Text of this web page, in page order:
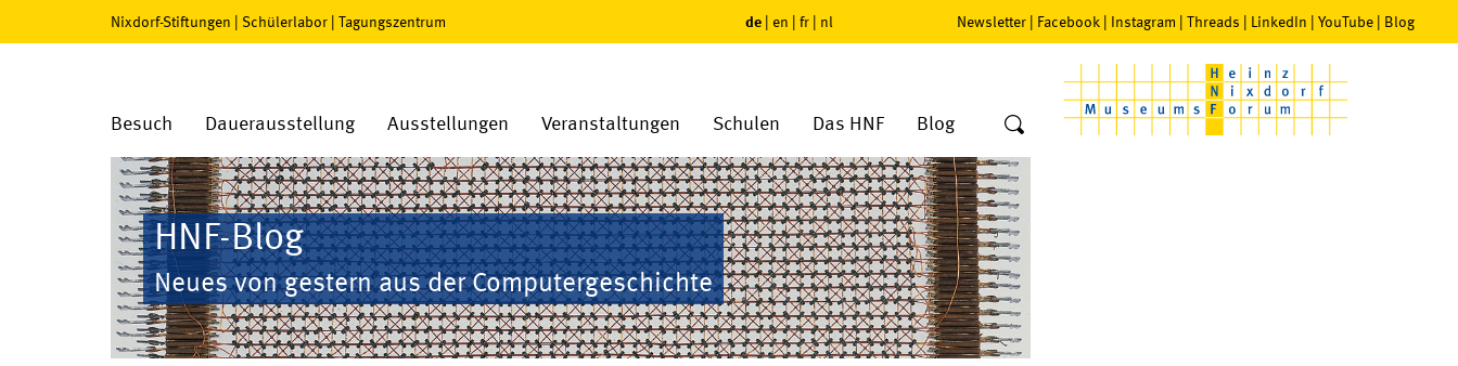
Nixdorf-Stiftungen | Schülerlabor | Tagungszentrum de | en | fr | nl Newsletter | Facebook | Instagram | Threads | LinkedIn | YouTube | Blog
Besuch Dauerausstellung Ausstellungen Veranstaltungen Schulen Das HNF Blog
HNF-Blog
Neues von gestern aus der Computergeschichte